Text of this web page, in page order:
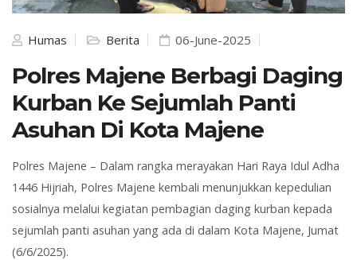
Humas Berita 06-June-2025
Polres Majene Berbagi Daging
Kurban Ke Sejumlah Panti
Asuhan Di Kota Majene
Polres Majene – Dalam rangka merayakan Hari Raya Idul Adha
1446 Hijriah, Polres Majene kembali menunjukkan kepedulian
sosialnya melalui kegiatan pembagian daging kurban kepada
sejumlah panti asuhan yang ada di dalam Kota Majene, Jumat
(6/6/2025).